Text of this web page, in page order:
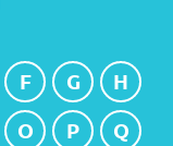
F G
H
O P
Q